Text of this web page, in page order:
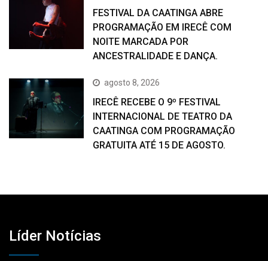
FESTIVAL DA CAATINGA ABRE
PROGRAMAÇÃO EM IRECÊ COM
NOITE MARCADA POR
ANCESTRALIDADE E DANÇA.
agosto 8, 2026
IRECÊ RECEBE O 9º FESTIVAL
INTERNACIONAL DE TEATRO DA
CAATINGA COM PROGRAMAÇÃO
GRATUITA ATÉ 15 DE AGOSTO.
Líder Notícias